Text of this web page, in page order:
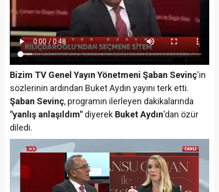
Bizim TV Genel Yayın Yönetmeni Şaban Sevinç'in
sözlerinin ardından Buket Aydın yayını terk etti.
Şaban Sevinç, programın ilerleyen dakikalarında
"yanlış anlaşıldım" diyerek Buket Aydın'dan özür
diledi.